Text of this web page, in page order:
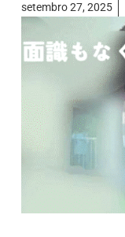
setembro 27, 2025